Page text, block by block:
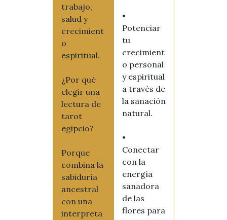
trabajo,
salud y
crecimient
o
espiritual.
¿Por qué
elegir una
lectura de
tarot
egipcio?
Porque
combina la
sabiduría
ancestral
con una
interpreta
•
Potenciar
tu
crecimient
o personal
y espiritual
a través de
la sanación
natural.
•
Conectar
con la
energía
sanadora
de las
flores para